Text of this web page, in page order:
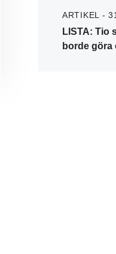
ARTIKEL -
LISTA: Tio
borde göra